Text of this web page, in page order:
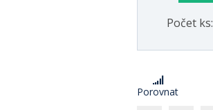
Počet ks:
Porovnat